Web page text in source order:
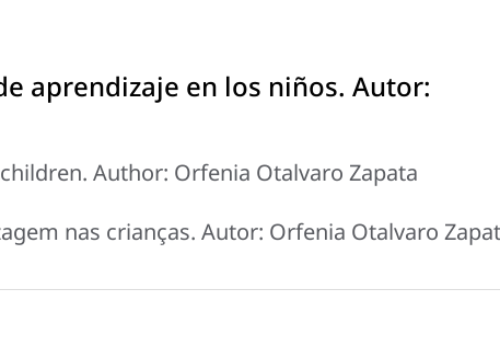
aprendizaje en los niños. Autor:
Author: Orfenia Otalvaro Zapata
nas crianças. Autor: Orfenia Otalvaro